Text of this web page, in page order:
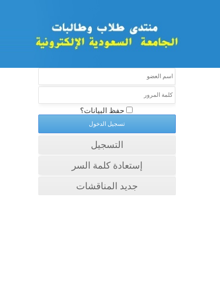
حفظ البيانات؟
التسجيل
إستعادة كلمة السر
جديد المناقشات